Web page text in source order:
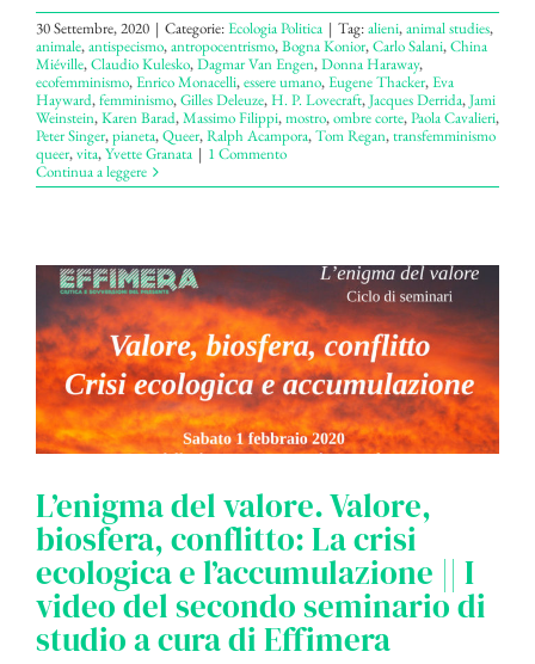
30 Settembre, 2020 | Categorie:Ecologia Politica | Tag:alieni,animal studies,
animale,antispecismo,antropocentrismo,Bogna Konior,Carlo Salani,China
Miéville,Claudio Kulesko,Dagmar Van Engen,Donna Haraway,
ecofemminismo,Enrico Monacelli,essere umano,Eugene Thacker,Eva
Hayward,femminismo,Gilles Deleuze,H. P. Lovecraft,Jacques Derrida,Jami
Weinstein,Karen Barad,Massimo Filippi,mostro,ombre corte,Paola Cavalieri,
Peter Singer,pianeta,Queer,Ralph Acampora,Tom Regan,transfemminismo
queer,vita,Yvette Granata | 1 Commento
Continua a leggere
L’enigma del valore. Valore,
biosfera, conflitto: La crisi
ecologica e l’accumulazione || I
video del secondo seminario di
studio a cura di Effimera